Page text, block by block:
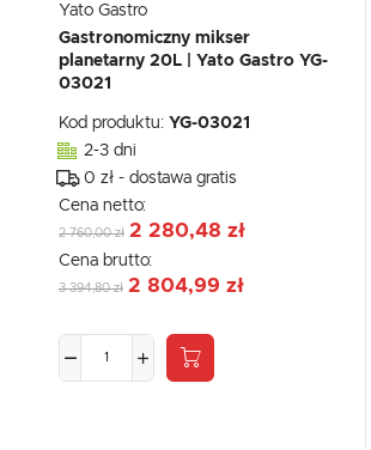
Yato Gastro
Gastronomiczny mikser
planetarny 20L | Yato Gastro YG-
03021
Kod produktu: YG-03021
2-3 dni
0 zł - dostawa gratis
Cena netto:
2 760,00 zł 2 280,48 zł
Cena brutto:
3 394,80 zł 2 804,99 zł